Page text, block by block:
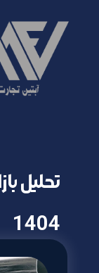
تحلیل
1404